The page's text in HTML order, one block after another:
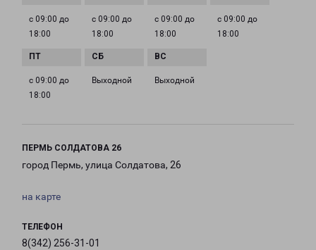
с 09:00 до
18:00
с 09:00 до
18:00
с 09:00 до
18:00
с 09:00 до
18:00
с 09:00 до
18:00
Выходной Выходной
ПЕРМЬ СОЛДАТОВА 26
город Пермь, улица Солдатова, 26
на карте
ТЕЛЕФОН
8(342) 256-31-01